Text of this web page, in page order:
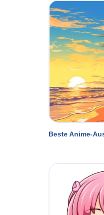
Beste Anime-